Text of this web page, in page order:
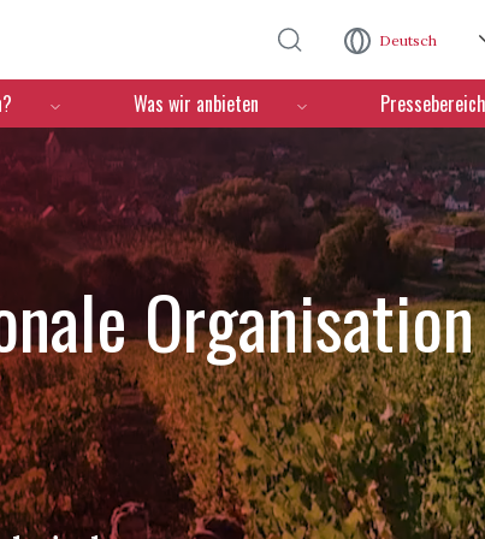
Deutsch
Was wir anbieten Pressebereich